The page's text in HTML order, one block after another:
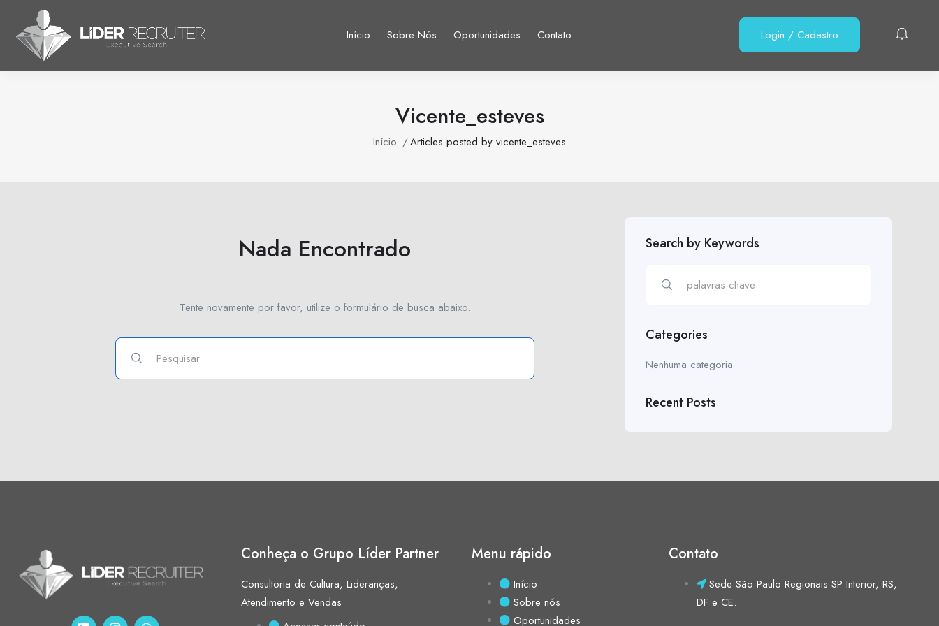
Início Sobre Nós Oportunidades Contato Login / Cadastro
Vicente_esteves
Início Articles posted by vicente_esteves
Nada Encontrado
Tente novamente por favor, utilize o formulário de busca abaixo.
Search by Keywords
Categories
Nenhuma categoria
Recent Posts
Conheça o Grupo Líder Partner
Consultoria de Cultura, Lideranças,
Atendimento e Vendas
Menu rápido
Início
Sobre nós
Oportunidades
Contato
Sede São Paulo Regionais SP Interior, RS,
DF e CE.